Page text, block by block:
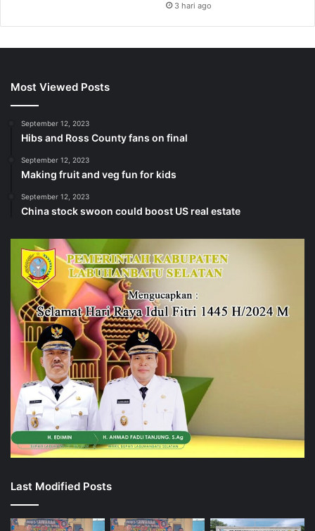
3 hari ago
Most Viewed Posts
September 12, 2023
Hibs and Ross County fans on final
September 12, 2023
Making fruit and veg fun for kids
September 12, 2023
China stock swoon could boost US real estate
Last Modified Posts